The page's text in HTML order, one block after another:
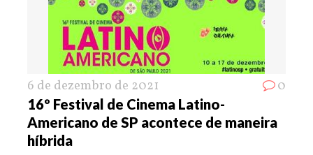
6 de dezembro de 2021 0
16º Festival de Cinema Latino-
Americano de SP acontece de maneira
híbrida